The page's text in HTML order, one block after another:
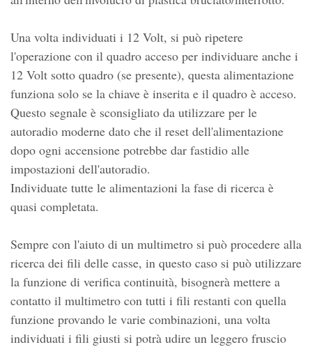
Una volta individuati i 12 Volt, si può ripetere
l'operazione con il quadro acceso per individuare anche i
12 Volt sotto quadro (se presente), questa alimentazione
funziona solo se la chiave è inserita e il quadro è acceso.
Questo segnale è sconsigliato da utilizzare per le
autoradio moderne dato che il reset dell'alimentazione
dopo ogni accensione potrebbe dar fastidio alle
impostazioni dell'autoradio.
Individuate tutte le alimentazioni la fase di ricerca è
quasi completata.
Sempre con l'aiuto di un multimetro si può procedere alla
ricerca dei fili delle casse, in questo caso si può utilizzare
la funzione di verifica continuità, bisognerà mettere a
contatto il multimetro con tutti i fili restanti con quella
funzione provando le varie combinazioni, una volta
individuati i fili giusti si potrà udire un leggero fruscio